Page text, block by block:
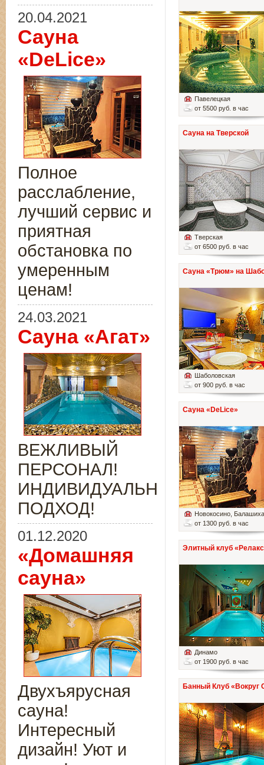
Павелецкая
от 5500 руб. в час
Сауна на Тверской
Тверская
от 6500 руб. в час
Сауна «Трюм» на
Шаболовская
от 900 руб. в час
Сауна «DeLice»
Новокосино , Балашиха
от 1300 руб. в час
Элитный клуб
Динамо
от 1900 руб. в час
Банный Клуб «Вокруг
20.04.2021
Сауна
«DeLice»
Полное
расслабление,
лучший сервис и
приятная
обстановка по
умеренным
ценам!
24.03.2021
Сауна «Агат»
ВЕЖЛИВЫЙ
ПЕРСОНАЛ!
ИНДИВИДУАЛЬНЫЙ
ПОДХОД!
01.12.2020
«Домашняя
сауна»
Двухъярусная
сауна!
Интересный
дизайн! Уют и